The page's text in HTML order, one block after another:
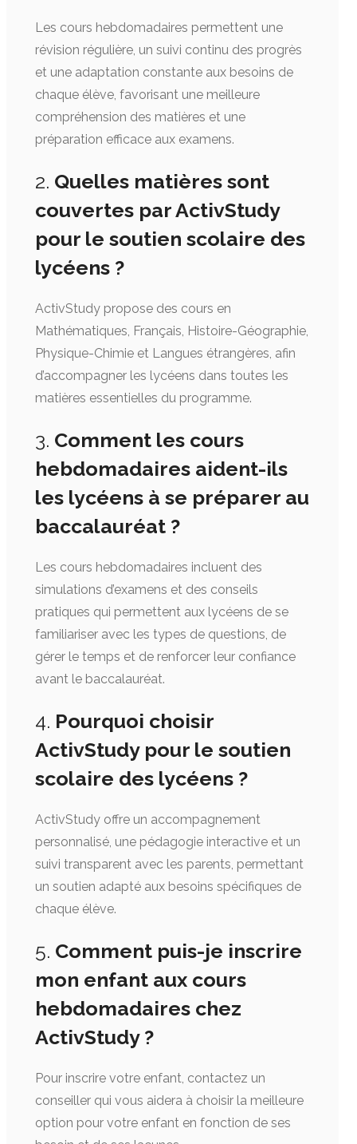
Les cours hebdomadaires permettent une
révision régulière, un suivi continu des progrès
et une adaptation constante aux besoins de
chaque élève, favorisant une meilleure
compréhension des matières et une
préparation efficace aux examens.
2. Quelles matières sont
couvertes par ActivStudy
pour le soutien scolaire des
lycéens ?
ActivStudy propose des cours en
Mathématiques, Français, Histoire-Géographie,
Physique-Chimie et Langues étrangères, afin
d’accompagner les lycéens dans toutes les
matières essentielles du programme.
3. Comment les cours
hebdomadaires aident-ils
les lycéens à se préparer au
baccalauréat ?
Les cours hebdomadaires incluent des
simulations d’examens et des conseils
pratiques qui permettent aux lycéens de se
familiariser avec les types de questions, de
gérer le temps et de renforcer leur confiance
avant le baccalauréat.
4. Pourquoi choisir
ActivStudy pour le soutien
scolaire des lycéens ?
ActivStudy offre un accompagnement
personnalisé, une pédagogie interactive et un
suivi transparent avec les parents, permettant
un soutien adapté aux besoins spécifiques de
chaque élève.
5. Comment puis-je inscrire
mon enfant aux cours
hebdomadaires chez
ActivStudy ?
Pour inscrire votre enfant, contactez un
conseiller qui vous aidera à choisir la meilleure
option pour votre enfant en fonction de ses